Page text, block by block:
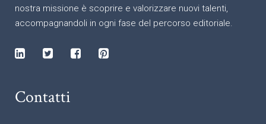
nostra missione è scoprire e valorizzare nuovi talenti,
accompagnandoli in ogni fase del percorso editoriale.
Contatti